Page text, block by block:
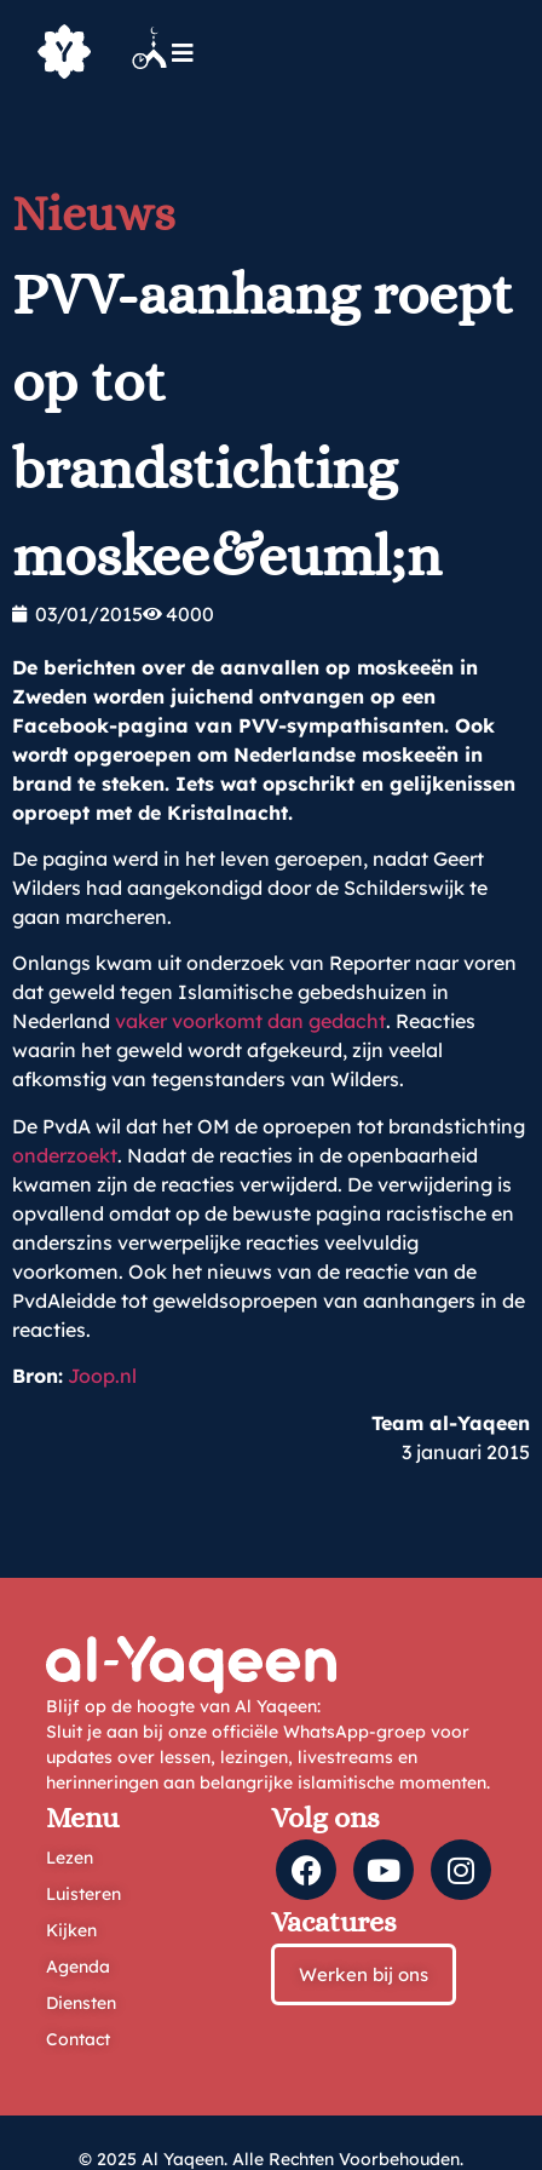
Nieuws
PVV-aanhang roept
op tot
brandstichting
moskee&euml;n
03/01/2015 4000
De berichten over de aanvallen op moskeeën in
Zweden worden juichend ontvangen op een
Facebook-pagina van PVV-sympathisanten. Ook
wordt opgeroepen om Nederlandse moskeeën in
brand te steken. Iets wat opschrikt en gelijkenissen
oproept met de Kristalnacht.
De pagina werd in het leven geroepen, nadat Geert
Wilders had aangekondigd door de Schilderswijk te
gaan marcheren.
Onlangs kwam uit onderzoek van Reporter naar voren
dat geweld tegen Islamitische gebedshuizen in
Nederland vaker voorkomt dan gedacht. Reacties
waarin het geweld wordt afgekeurd, zijn veelal
afkomstig van tegenstanders van Wilders.
De PvdA wil dat het OM de oproepen tot brandstichting
onderzoekt. Nadat de reacties in de openbaarheid
kwamen zijn de reacties verwijderd. De verwijdering is
opvallend omdat op de bewuste pagina racistische en
anderszins verwerpelijke reacties veelvuldig
voorkomen. Ook het nieuws van de reactie van de
PvdAleidde tot geweldsoproepen van aanhangers in de
reacties.
Bron: Joop.nl
Team al-Yaqeen
3 januari 2015
Blijf op de hoogte van Al Yaqeen:
Sluit je aan bij onze officiële WhatsApp-groep voor
updates over lessen, lezingen, livestreams en
herinneringen aan belangrijke islamitische momenten.
Menu
Lezen
Luisteren
Kijken
Agenda
Diensten
Contact
Volg ons
Vacatures
Werken bij ons
© 2025 Al Yaqeen. Alle Rechten Voorbehouden.